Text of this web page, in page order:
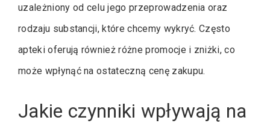
uzależniony od celu jego przeprowadzenia oraz
rodzaju substancji, które chcemy wykryć. Często
apteki oferują również różne promocje i zniżki, co
może wpłynąć na ostateczną cenę zakupu.
Jakie czynniki wpływają na